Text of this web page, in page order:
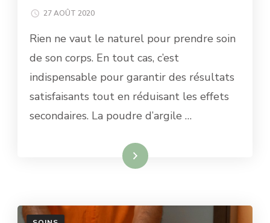
27 AOÛT 2020
Rien ne vaut le naturel pour prendre soin
de son corps. En tout cas, c’est
indispensable pour garantir des résultats
satisfaisants tout en réduisant les effets
secondaires. La poudre d’argile …
Lire la suite